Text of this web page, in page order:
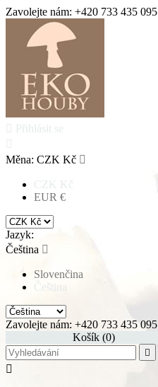
Zavolejte nám: +420 733 435 095
Přihlásit se
Měna: CZK Kč 
CZK Kč
EUR €
Jazyk:
Čeština 
Slovenčina
Čeština
Zavolejte nám: +420 733 435 095
Košík (0)

